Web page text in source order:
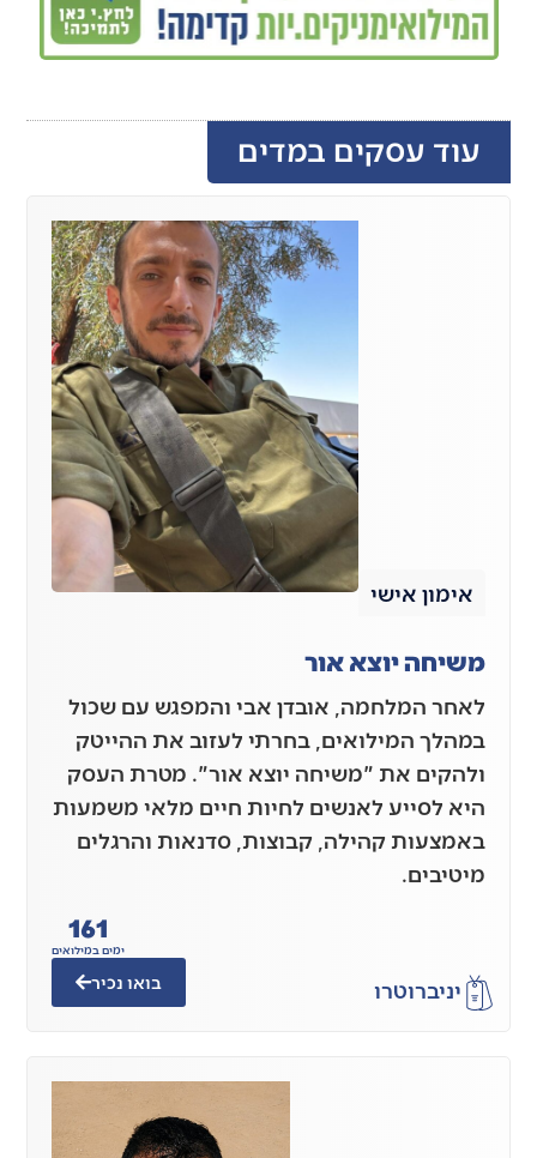
עוד עסקים במדים
אימון אישי
משיחה יוצא אור
לאחר המלחמה, אובדן אבי והמפגש עם שכול
במהלך המילואים, בחרתי לעזוב את ההייטק
ולהקים את "משיחה יוצא אור". מטרת העסק
היא לסייע לאנשים לחיות חיים מלאי משמעות
באמצעות קהילה, קבוצות, סדנאות והרגלים
מיטיבים.
יניברוטרו
ימים במילואים
161
בואו נכיר